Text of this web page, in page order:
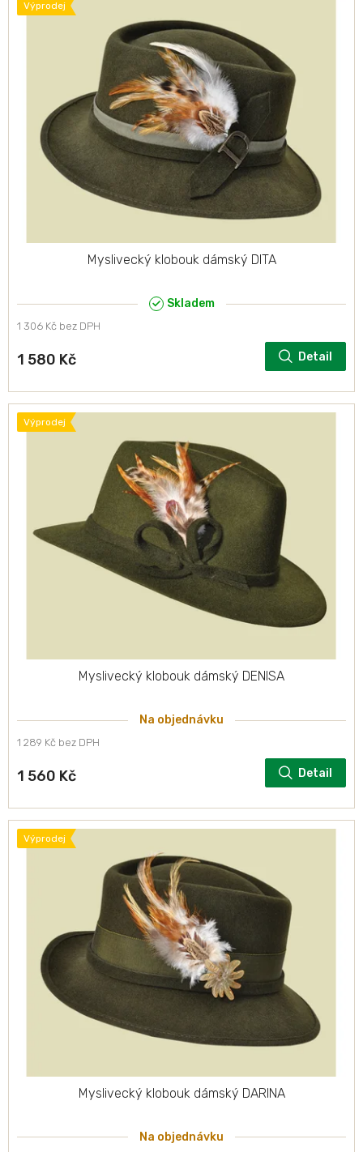
ý Výprodej
Myslivecký klobouk dámský DITA
Skladem
1 306 Kč bez DPH
1 580 Kč Detail
Výprodej
Myslivecký klobouk dámský DENISA
Na objednávku
1 289 Kč bez DPH
1 560 Kč Detail
Výprodej
Myslivecký klobouk dámský DARINA
Na objednávku